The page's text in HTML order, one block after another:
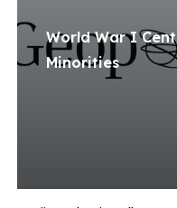
World War I
Minorities